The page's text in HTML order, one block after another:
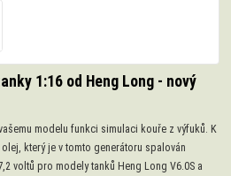
1:16 od Heng Long - nový
modelu funkci simulaci kouře z výfuků. K
který je v tomto generátoru spalován
voltů pro modely tanků Heng Long V6.0S a